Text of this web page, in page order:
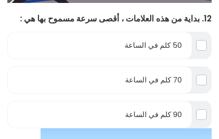
12. بداية من هذه العلامات ، أقصى سرعة مسموح بها هي :
50 كلم في الساعة
70 كلم في الساعة
90 كلم في الساعة